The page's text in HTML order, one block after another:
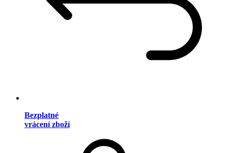
Bezplatné
vrácení zboží